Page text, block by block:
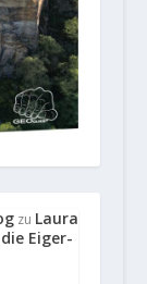
zu Laura
Eiger-